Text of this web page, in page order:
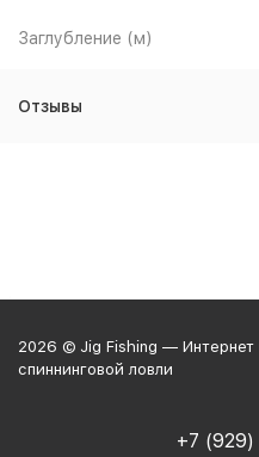
Заглубление (м)
Отзывы
2026 © Jig Fishing — Интернет
спиннинговой ловли
+7